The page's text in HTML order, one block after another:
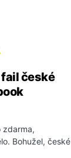
fail české
zdarma,
Bohužel, české